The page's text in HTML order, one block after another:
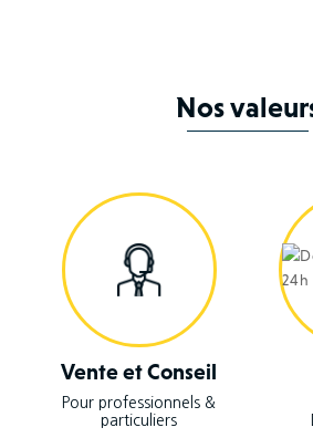
Nos
Vente et Conseil
Pour professionnels &
particuliers